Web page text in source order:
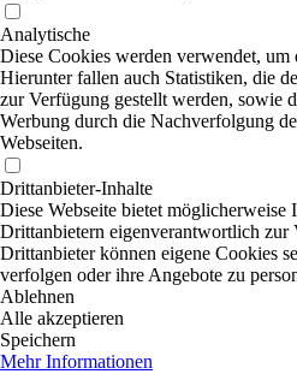
Analytische
Diese Cookies werden verwendet,
Hierunter fallen auch Statistiken, die
zur Verfügung gestellt werden, sowie
Werbung durch die Nachverfolgung
Webseiten.
Drittanbieter-Inhalte
Diese Webseite bietet
Drittanbietern eigenverantwortlich zur
Drittanbieter können eigene Cookies
verfolgen oder ihre Angebote zu
Ablehnen
Alle akzeptieren
Speichern
Mehr Informationen